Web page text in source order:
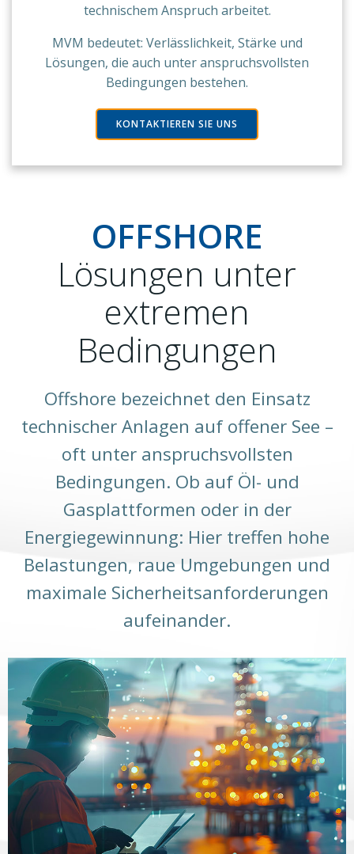
technischem Anspruch arbeitet.
MVM bedeutet: Verlässlichkeit, Stärke und
Lösungen, die auch unter anspruchsvollsten
Bedingungen bestehen.
KONTAKTIEREN SIE UNS
OFFSHORE
Lösungen unter
extremen
Bedingungen
Offshore bezeichnet den Einsatz
technischer Anlagen auf offener See –
oft unter anspruchsvollsten
Bedingungen. Ob auf Öl- und
Gasplattformen oder in der
Energiegewinnung: Hier treffen hohe
Belastungen, raue Umgebungen und
maximale Sicherheitsanforderungen
aufeinander.